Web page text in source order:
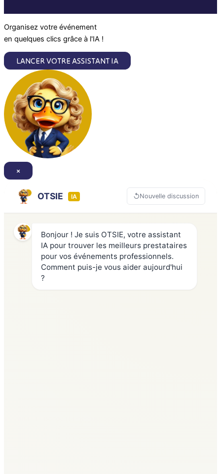
Organisez votre événement
en quelques clics grâce à l'IA !
LANCER VOTRE ASSISTANT IA
×